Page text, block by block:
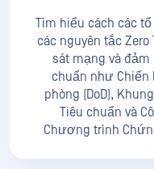
Tìm hiểu cách các
các nguyên tắc
sát mạng và
chuẩn như Chiến
phòng (DoD),
Tiêu chuẩn và
Chương trình